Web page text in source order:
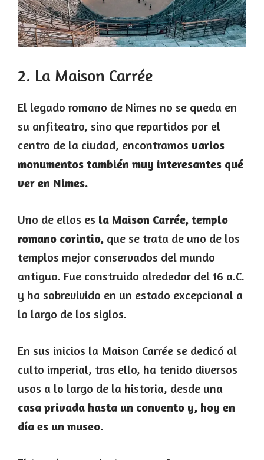
2. La Maison Carrée
El legado romano de Nimes no se queda en
su anfiteatro, sino que repartidos por el
centro de la ciudad, encontramos varios
monumentos también muy interesantes qué
ver en Nimes.
Uno de ellos es la Maison Carrée, templo
romano corintio, que se trata de uno de los
templos mejor conservados del mundo
antiguo. Fue construido alrededor del 16 a.C.
y ha sobrevivido en un estado excepcional a
lo largo de los siglos.
En sus inicios la Maison Carrée se dedicó al
culto imperial, tras ello, ha tenido diversos
usos a lo largo de la historia, desde una
casa privada hasta un convento y, hoy en
día es un museo.